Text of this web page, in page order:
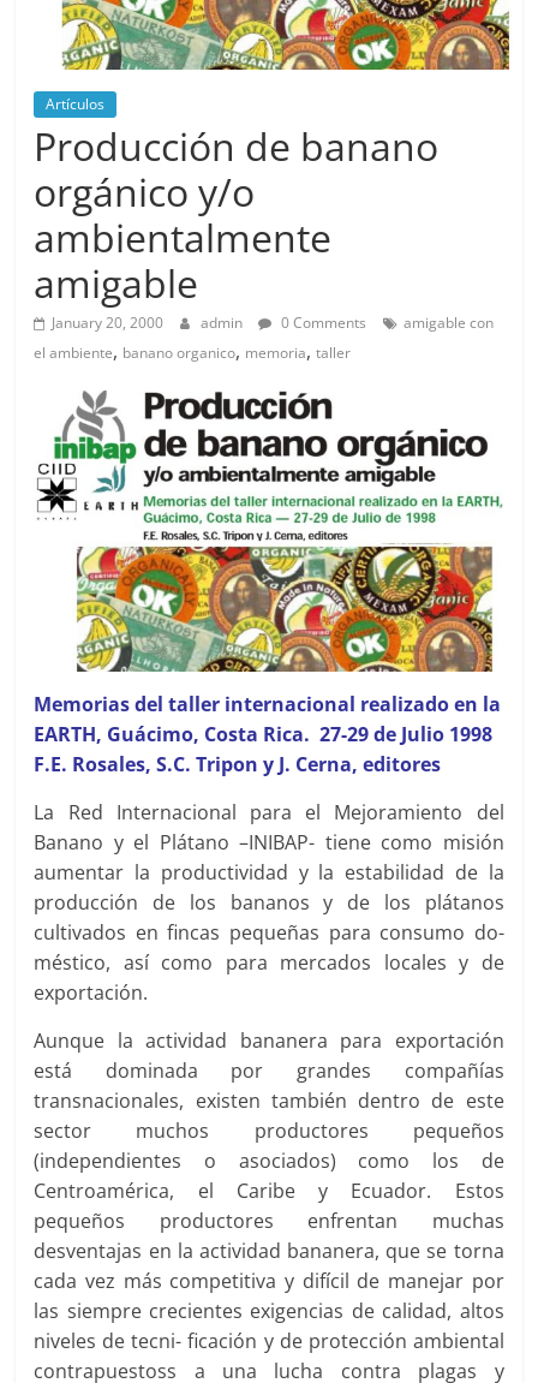
Artículos
Producción de banano
orgánico y/o
ambientalmente
amigable
January 20, 2000 admin 0 Comments
amigable con
el ambiente, banano organico, memoria,taller
Memorias del taller internacional realizado en la
EARTH, Guácimo, Costa Rica. 27-29 de Julio 1998
F.E. Rosales, S.C. Tripon y J. Cerna, editores
La Red Internacional para el Mejoramiento del
Banano y el Plátano –INIBAP- tiene como misión
aumentar la productividad y la estabilidad de la
producción de los bananos y de los plátanos
cultivados en fincas pequeñas para consumo do-
méstico, así como para mercados locales y de
exportación.
Aunque la actividad bananera para exportación
está dominada por grandes compañías
transnacionales, existen también dentro de este
sector muchos productores pequeños
(independientes o asociados) como los de
Centroamérica, el Caribe y Ecuador. Estos
pequeños productores enfrentan muchas
desventajas en la actividad bananera, que se torna
cada vez más competitiva y difícil de manejar por
las siempre crecientes exigencias de calidad, altos
niveles de tecni- ficación y de protección ambiental
contrapuestoss a una lucha contra plagas y